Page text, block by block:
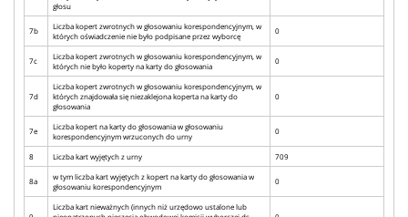
głosu
7b
Liczba kopert zwrotnych w głosowaniu korespondencyjnym, w
których oświadczenie nie było podpisane przez wyborcę
0
7c
Liczba kopert zwrotnych w głosowaniu korespondencyjnym, w
których nie było koperty na karty do głosowania
0
7d
Liczba kopert zwrotnych w głosowaniu korespondencyjnym, w
których znajdowała się niezaklejona koperta na karty do
głosowania
0
7e
Liczba kopert na karty do głosowania w głosowaniu
korespondencyjnym wrzuconych do urny
0
8 Liczba kart wyjętych z urny 709
8a
w tym liczba kart wyjętych z kopert na karty do głosowania w
głosowaniu korespondencyjnym
0
Liczba kart nieważnych (innych niż urzędowo ustalone lub